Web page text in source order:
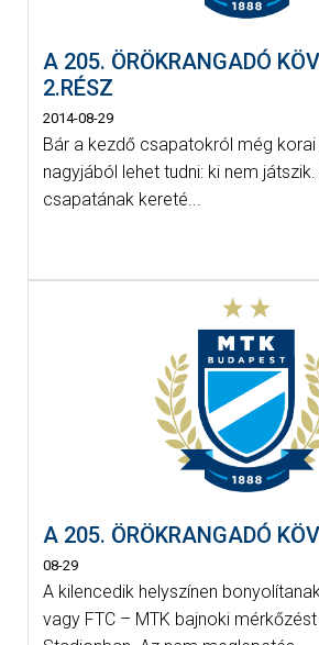
A 205. ÖRÖKRANGADÓ
2.RÉSZ
2014-08-29
Bár a kezdő csapatokról még
nagyjából lehet tudni: ki nem
csapatának kereté...
A 205. ÖRÖKRANGADÓ
08-29
A kilencedik helyszínen
vagy FTC – MTK bajnoki